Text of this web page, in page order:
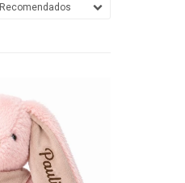
Recomendados